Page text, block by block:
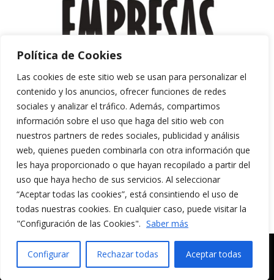
Política de Cookies
Las cookies de este sitio web se usan para personalizar el
contenido y los anuncios, ofrecer funciones de redes
sociales y analizar el tráfico. Además, compartimos
información sobre el uso que haga del sitio web con
nuestros partners de redes sociales, publicidad y análisis
web, quienes pueden combinarla con otra información que
les haya proporcionado o que hayan recopilado a partir del
uso que haya hecho de sus servicios. Al seleccionar
“Aceptar todas las cookies”, está consintiendo el uso de
todas nuestras cookies. En cualquier caso, puede visitar la
"Configuración de las Cookies". Saber más
Configurar Rechazar todas Aceptar todas
Aviso Legal y Política de Privacidad
Política de Cookies
MERAKI CULTURA AUDIOVISUAL. Todos los
derechos reservados.
English